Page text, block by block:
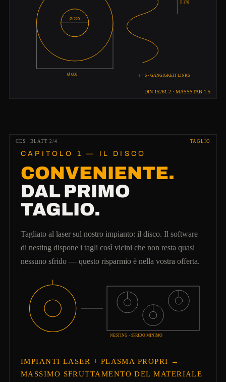
DIN 15261-2 · MASSSTAB 1:5
Ø 660
Ø 220
P 178
t = 6 · GÄNGIGKEIT LINKS
CES · BLATT 2/4 TAGLIO
CAPITOLO 1 — IL DISCO
CONVENIENTE.
DAL PRIMO
TAGLIO.
Tagliato al laser sul nostro impianto: il disco. Il software
di nesting dispone i tagli così vicini che non resta quasi
nessuno sfrido — questo risparmio è nella vostra offerta.
NESTING · SFRIDO MINIMO
IMPIANTI LASER + PLASMA PROPRI →
MASSIMO SFRUTTAMENTO DEL MATERIALE